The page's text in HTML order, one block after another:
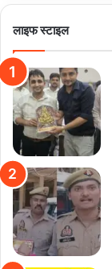
लाइफ स्टाइल